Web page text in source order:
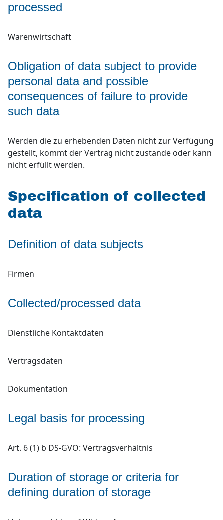
processed
Warenwirtschaft
Obligation of data subject to provide
personal data and possible
consequences of failure to provide
such data
Werden die zu erhebenden Daten nicht zur Verfügung
gestellt, kommt der Vertrag nicht zustande oder kann
nicht erfüllt werden.
Specification of collected
data
Definition of data subjects
Firmen
Collected/processed data
Dienstliche Kontaktdaten
Vertragsdaten
Dokumentation
Legal basis for processing
Art. 6 (1) b DS-GVO: Vertragsverhältnis
Duration of storage or criteria for
defining duration of storage